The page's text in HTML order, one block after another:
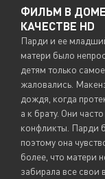
ФИЛЬМ В
КАЧЕСТВЕ HD
Парди и ее
матери было
детям только
жаловались.
дождя, когда
а к брату. Они
конфликты. Парди
поэтому она
более, что матери
забирала все свои